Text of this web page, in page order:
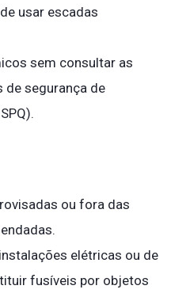
usar escadas
sem consultar as
segurança de
ou fora das
elétricas ou de
fusíveis por objetos